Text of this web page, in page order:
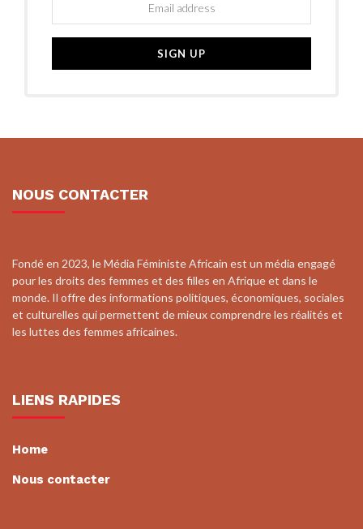
NOUS CONTACTER
Fondé en 2023, le Média Féministe Africain est un média engagé
pour les droits des femmes et des filles en Afrique et dans le
monde. Il offre des informations politiques, économiques, sociales
et culturelles qui permettent de mieux comprendre les réalités et
les luttes des femmes africaines.
LIENS RAPIDES
Home
Nous contacter